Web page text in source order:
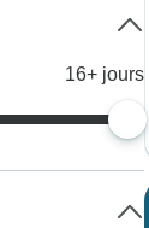
16+ jours